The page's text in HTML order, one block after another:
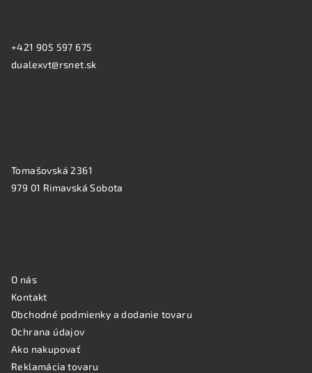
+421 905 597 675
dualexvt@rsnet.sk
Tomašovská 2361
979 01 Rimavská Sobota
O nás
Kontakt
Obchodné podmienky a dodanie tovaru
Ochrana údajov
Ako nakupovať
Reklamácia tovaru